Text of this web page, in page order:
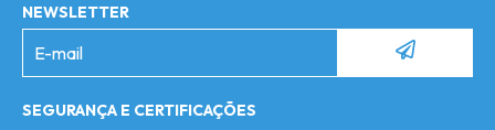
NEWSLETTER
SEGURANÇA E CERTIFICAÇÕES